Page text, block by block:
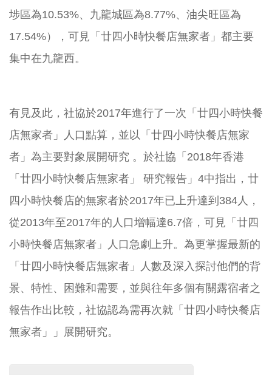
埗區為10.53%、九龍城區為8.77%、油尖旺區為
17.54%），可見「廿四小時快餐店無家者」都主要
集中在九龍西。
有見及此，社協於2017年進行了一次「廿四小時快餐
店無家者」人口點算，並以「廿四小時快餐店無家
者」為主要對象展開研究 。於社協「2018年香港
「廿四小時快餐店無家者」 研究報告」 4中指出，廿
四小時快餐店的無家者於2017年已上升達到384人，
從2013年至2017年的人口增幅達6.7倍，可見「廿四
小時快餐店無家者」人口急劇上升。為更掌握最新的
「廿四小時快餐店無家者」人數及深入探討他們的背
景、特性、困難和需要，並與往年多個有關露宿者之
報告作出比較，社協認為需再次就「廿四小時快餐店
無家者」」展開研究。